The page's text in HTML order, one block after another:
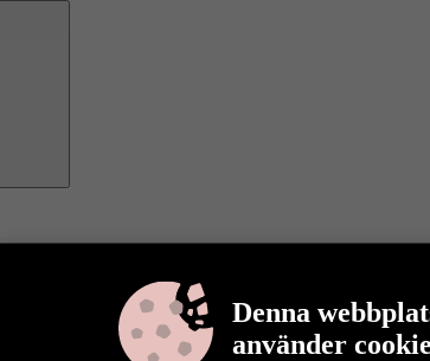
Denna
använder